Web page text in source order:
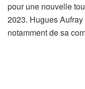
pour une nouvelle
2023. Hugues
notamment de sa